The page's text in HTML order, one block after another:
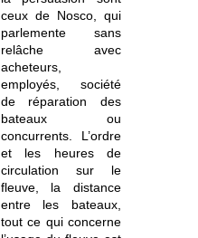
ceux de Nosco, qui
parlemente sans
relâche avec
acheteurs,
employés, société
de réparation des
bateaux ou
concurrents. L’ordre
et les heures de
circulation sur le
fleuve, la distance
entre les bateaux,
tout ce qui concerne